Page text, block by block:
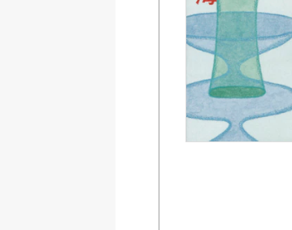
Amazon
紀伊國屋